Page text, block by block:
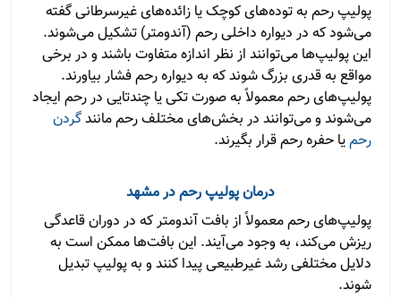
پولیپ رحم به توده‌های کوچک یا زائده‌های غیرسرطانی گفته
می‌شود که در دیواره داخلی رحم (آندومتر) تشکیل می‌شوند.
این پولیپ‌ها می‌توانند از نظر اندازه متفاوت باشند و در برخی
مواقع به قدری بزرگ شوند که به دیواره رحم فشار بیاورند.
پولیپ‌های رحم معمولاً به صورت تکی یا چندتایی در رحم ایجاد
می‌شوند و می‌توانند در بخش‌های مختلف رحم مانندگردن
رحمیا حفره رحم قرار بگیرند.
درمان پولیپ رحم در مشهد
پولیپ‌های رحم معمولاً از بافت آندومتر که در دوران قاعدگی
ریزش می‌کند، به وجود می‌آیند. این بافت‌ها ممکن است به
دلایل مختلفی رشد غیرطبیعی پیدا کنند و به پولیپ تبدیل
شوند.